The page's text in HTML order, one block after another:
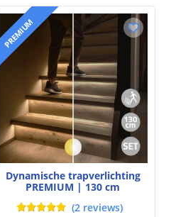
PREMIUM
Dynamische trapverlichting
PREMIUM | 130 cm
(2 reviews)